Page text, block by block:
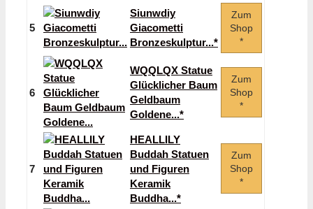
5
Siunwdiy
Giacometti
Bronzeskulptur...*
Zum
Shop
*
6
WQQLQX Statue
Glücklicher Baum
Geldbaum
Goldene...*
Zum
Shop
*
7
HEALLILY
Buddah Statuen
und Figuren
Keramik
Buddha...*
Zum
Shop
*